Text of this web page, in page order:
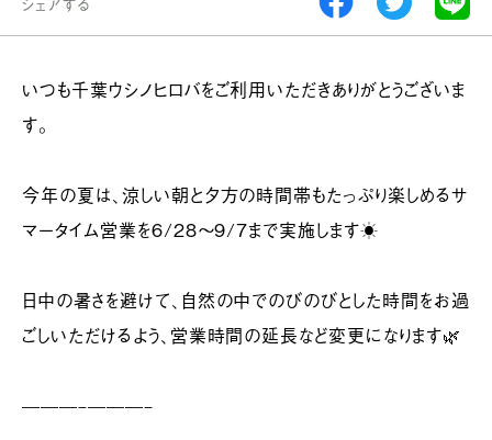
いつも千葉ウシノヒロバをご利用いただきありがとうございま
す。
今年の夏は、涼しい朝と夕方の時間帯もたっぷり楽しめるサ
マータイム営業を6/28〜9/7まで実施します☀️
日中の暑さを避けて、自然の中でのびのびとした時間をお過
ごしいただけるよう、営業時間の延長など変更になります🌿
———–———–